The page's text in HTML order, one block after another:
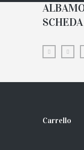
Carrello